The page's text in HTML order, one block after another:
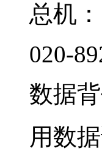
总机：
020-
数据
用数